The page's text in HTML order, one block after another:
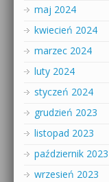
maj 2024
kwiecień 2024
marzec 2024
luty 2024
styczeń 2024
grudzień 2023
listopad 2023
październik 2023
wrzesień 2023